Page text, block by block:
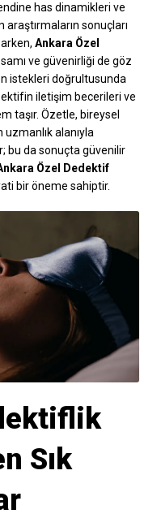
has dinamikleri ve
araştırmaların sonuçları
Ankara Özel
ve güvenirliği de göz
istekleri doğrultusunda
iletişim becerileri ve
taşır. Özetle, bireysel
uzmanlık alanıyla
bu da sonuçta güvenilir
Özel Dedektif
bir öneme sahiptir.
Sık